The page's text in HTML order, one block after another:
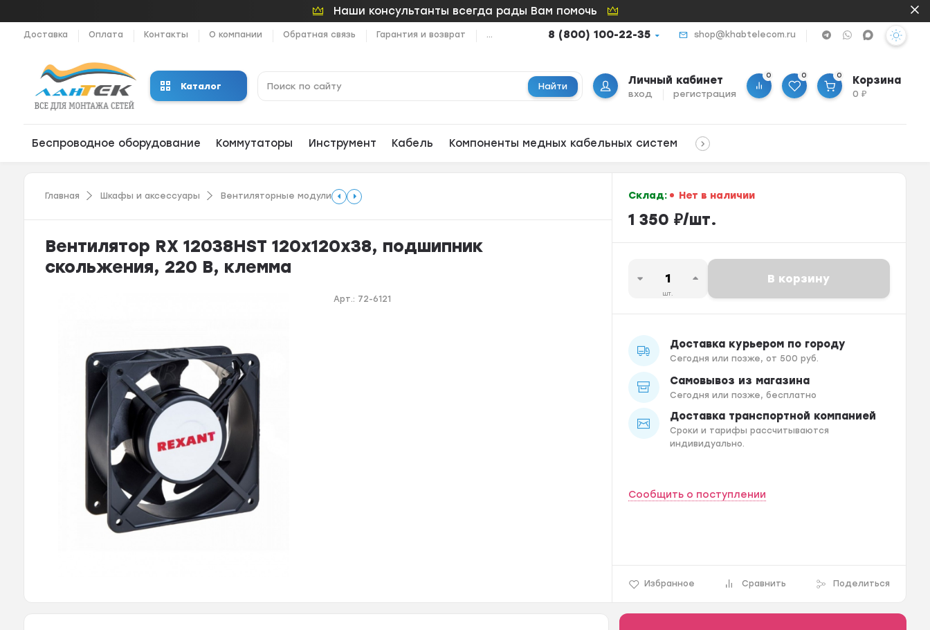
Наши консультанты всегда рады Вам помочь
Доставка Оплата Контакты О компании Обратная связь Гарантия и возврат ... 8 (800) 100-22-35 shop@khabtelecom.ru
Каталог Найти Личный кабинет
вход регистрация
0 0 0 Корзина
0₽
Беспроводное оборудование Коммутаторы Инструмент Кабель Компоненты медных кабельных систем
Главная Шкафы и аксессуары Вентиляторные модули
Вентилятор RХ 12038HST 120х120х38, подшипник
скольжения, 220 В, клемма
Арт.: 72-6121
Склад: Нет в наличии
1 350 ₽/шт.
шт.
В корзину
Доставка курьером по городу
Сегодня или позже, от 500 руб.
Самовывоз из магазина
Сегодня или позже, бесплатно
Доставка транспортной компанией
Сроки и тарифы рассчитываются
индивидуально.
Избранное Сравнить Поделиться
Сообщить о поступлении